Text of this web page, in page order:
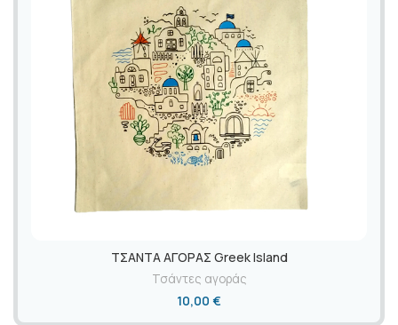
ΤΣΑΝΤΑ ΑΓΟΡΑΣ Greek Island
Τσάντες αγοράς
10,00 €